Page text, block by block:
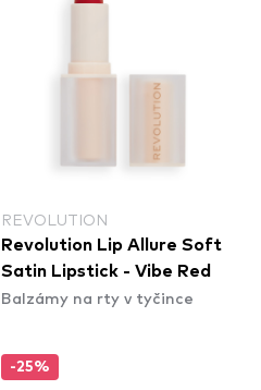
REVOLUTION
Revolution Lip Allure Soft
Satin Lipstick - Vibe Red
Balzámy na rty v tyčince
-25%